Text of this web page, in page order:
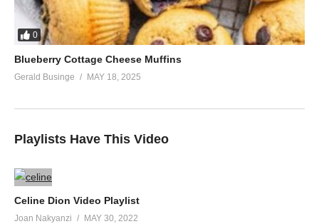
0
Blueberry Cottage Cheese Muffins
Gerald Businge MAY 18, 2025
Playlists Have This Video
Celine Dion Video Playlist
Joan Nakyanzi MAY 30, 2022